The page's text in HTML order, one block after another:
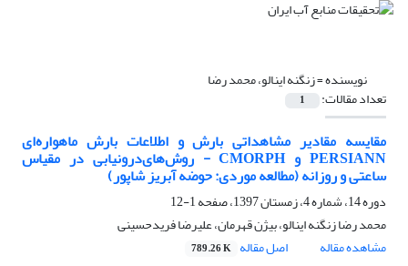
نویسنده =زنگنه اینالو، محمد رضا
تعداد مقالات: 1
مقایسه مقادیر مشاهداتی بارش و اطلاعات بارش ماهواره‌ای
PERSIANN و CMORPH - روش‌های‌درونیابی در مقیاس
ساعتی و روزانه (مطالعه موردی: حوضه آبریز شاپور)
دوره 14، شماره 4، زمستان 1397، صفحه
1-12
محمد رضا زنگنه اینالو، بیژن قهرمان، علیرضا فریدحسینی
مشاهده مقاله
اصل مقاله 789.26 K